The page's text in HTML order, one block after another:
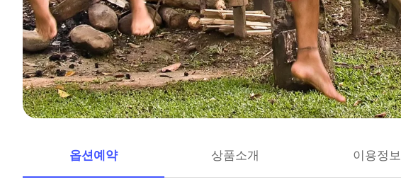
옵션예약 상품소개 이용정보